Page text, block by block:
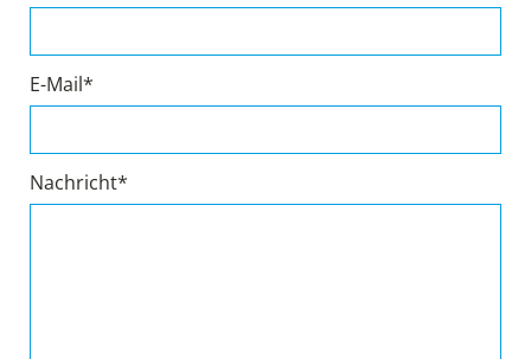
E-Mail*
Nachricht*